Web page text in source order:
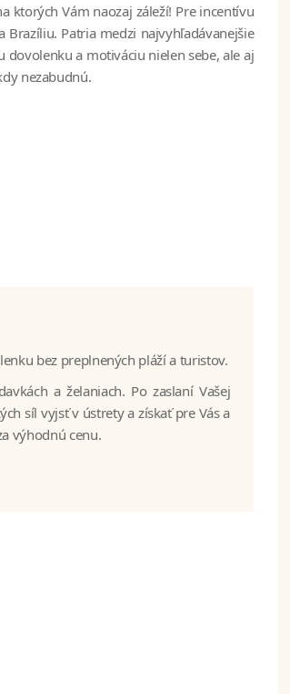
ktorých Vám naozaj záleží! Pre incentívu
Brazíliu. Patria medzi najvyhľadávanejšie
a motiváciu nielen sebe, ale aj
nezabudnú.
bez preplnených pláží a turistov.
a želaniach. Po zaslaní Vašej
síl vyjsť v ústrety a získať pre Vás a
výhodnú cenu.